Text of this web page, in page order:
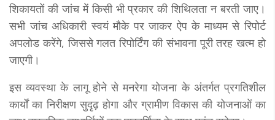
शिकायतों की जांच में किसी भी प्रकार की शिथिलता न बरती जाए।
सभी जांच अधिकारी स्वयं मौके पर जाकर ऐप के माध्यम से रिपोर्ट
अपलोड करेंगे, जिससे गलत रिपोर्टिंग की संभावना पूरी तरह खत्म हो
जाएगी।
इस व्यवस्था के लागू होने से मनरेगा योजना के अंतर्गत प्रगतिशील
कार्यों का निरीक्षण सुदृढ़ होगा और ग्रामीण विकास की योजनाओं का